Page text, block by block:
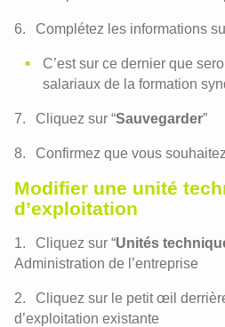
Complétez les informations
C’est sur ce dernier que
salariaux de la formation
Cliquez sur “Sauvegarder”
Confirmez que vous
Modifier une unité
d’exploitation
Cliquez sur “Unités
Administration de l’entreprise
Cliquez sur le petit œil
d’exploitation existante